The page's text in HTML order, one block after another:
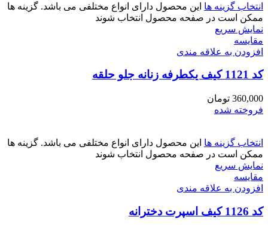
انتخاب گزینه ها این محصول دارای انواع مختلفی می باشد. گزینه ها
ممکن است در صفحه محصول انتخاب شوند
نمایش سریع
مقايسه
افزودن به علاقه مندی
کد 1121 کیف یکطرفه زنانه جلو حلقه
360,000 تومان
فروخته شده
انتخاب گزینه ها این محصول دارای انواع مختلفی می باشد. گزینه ها
ممکن است در صفحه محصول انتخاب شوند
نمایش سریع
مقايسه
افزودن به علاقه مندی
کد 1126 کیف اسپرت دخترانه